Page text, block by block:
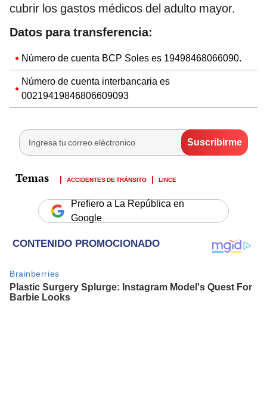
cubrir los gastos médicos del adulto mayor.
Datos para transferencia:
Número de cuenta BCP Soles es 19498468066090.
Número de cuenta interbancaria es
00219419846806609093
ACCIDENTES DE TRÁNSITO LINCE
Prefiero a La República en
Google